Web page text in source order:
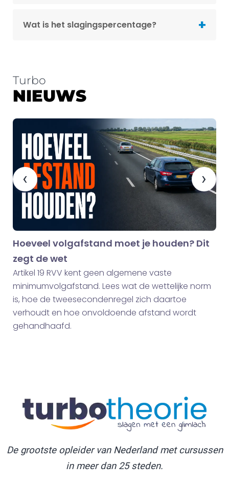
Wat is het slagingspercentage?
Turbo
NIEUWS
Hoeveel volgafstand moet je houden? Dit
zegt de wet
Artikel 19 RVV kent geen algemene vaste
minimumvolgafstand. Lees wat de wettelijke norm
is, hoe de tweesecondenregel zich daartoe
verhoudt en hoe onvoldoende afstand wordt
gehandhaafd.
‹ ›
De grootste opleider van Nederland met cursussen
in meer dan 25 steden.